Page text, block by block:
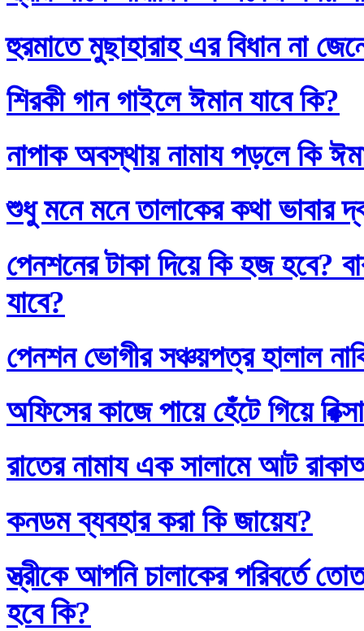
হুরমাতে মুছাহারাহ এর বিধান না
শিরকী গান গাইলে ঈমান যাবে কি?
নাপাক অবস্থায় নামায পড়লে কি
শুধু মনে মনে তালাকের কথা ভাবার
পেনশনের টাকা দিয়ে কি হজ হবে?
যাবে?
পেনশন ভোগীর সঞ্চয়পত্র হালাল
অফিসের কাজে পায়ে হেঁটে গিয়ে
রাতের নামায এক সালামে আট
কনডম ব্যবহার করা কি জায়েয?
স্ত্রীকে আপনি চালাকের পরিবর্তে
হবে কি?